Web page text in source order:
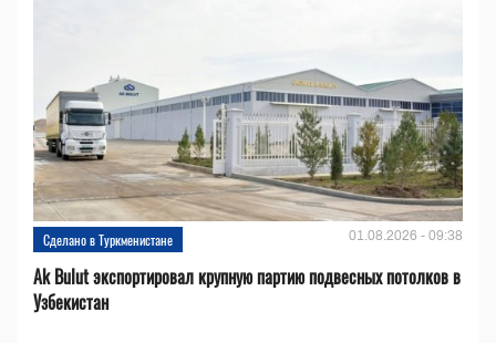
Сделано в Туркменистане 01.08.2026 - 09:38
Ak Bulut экспортировал крупную партию подвесных потолков в
Узбекистан